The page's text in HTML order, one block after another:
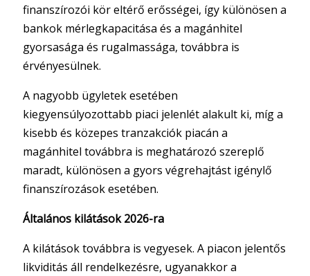
finanszírozói kör eltérő erősségei, így különösen a
bankok mérlegkapacitása és a magánhitel
gyorsasága és rugalmassága, továbbra is
érvényesülnek.
A nagyobb ügyletek esetében
kiegyensúlyozottabb piaci jelenlét alakult ki, míg a
kisebb és közepes tranzakciók piacán a
magánhitel továbbra is meghatározó szereplő
maradt, különösen a gyors végrehajtást igénylő
finanszírozások esetében.
Általános kilátások 2026-ra
A kilátások továbbra is vegyesek. A piacon jelentős
likviditás áll rendelkezésre, ugyanakkor a